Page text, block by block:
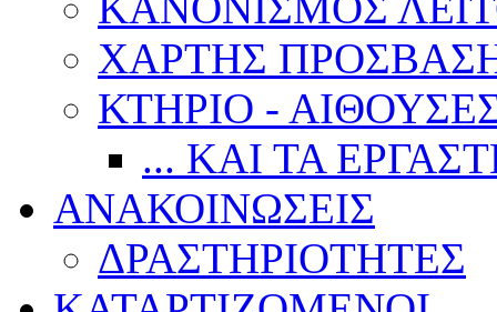
ΧΑΡΤΗΣ
ΚΤΗΡΙΟ -
... ΚΑΙ ΤΑ
ΑΝΑΚΟΙΝΩΣΕΙΣ
ΔΡΑΣΤΗΡΙΟΤΗΤΕΣ